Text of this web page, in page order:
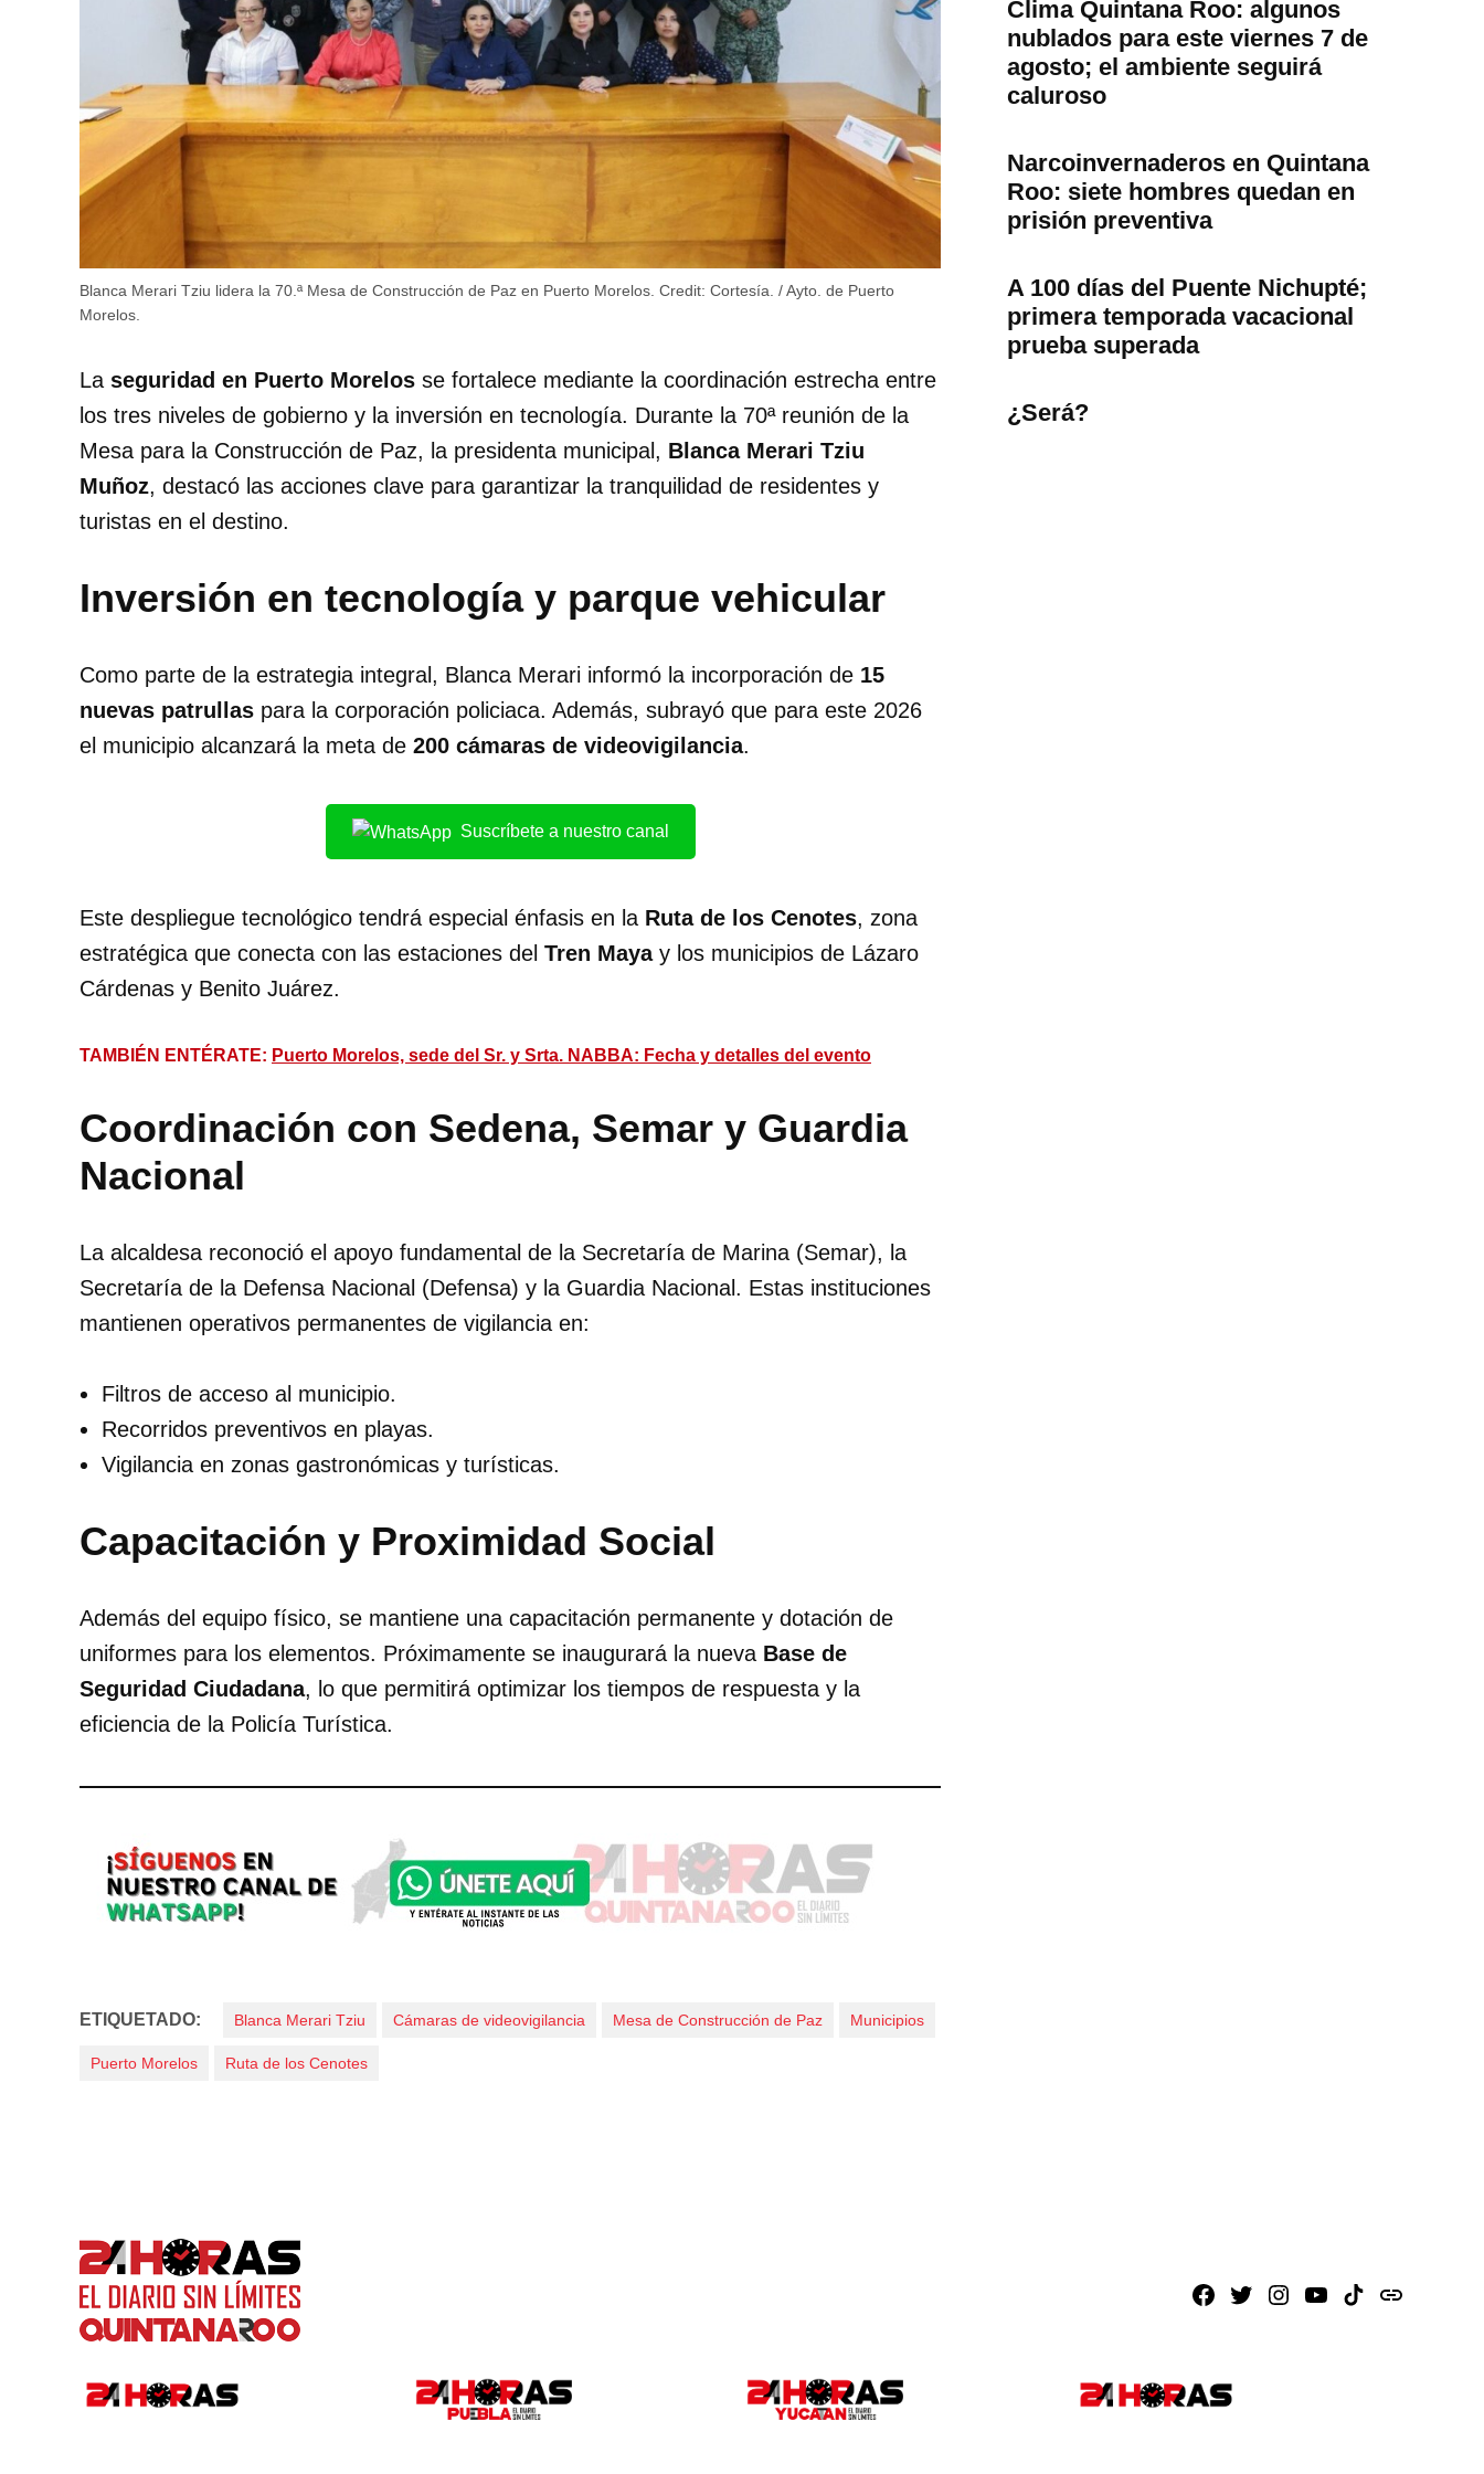
Blanca Merari Tziu lidera la 70.ª Mesa de Construcción de Paz en Puerto Morelos. Credit: Cortesía. / Ayto. de Puerto
Morelos.
La seguridad en Puerto Morelos se fortalece mediante la coordinación estrecha entre
los tres niveles de gobierno y la inversión en tecnología. Durante la 70ª reunión de la
Mesa para la Construcción de Paz, la presidenta municipal, Blanca Merari Tziu
Muñoz, destacó las acciones clave para garantizar la tranquilidad de residentes y
turistas en el destino.
Inversión en tecnología y parque vehicular
Como parte de la estrategia integral, Blanca Merari informó la incorporación de 15
nuevas patrullas para la corporación policiaca. Además, subrayó que para este 2026
el municipio alcanzará la meta de 200 cámaras de videovigilancia.
Suscríbete a nuestro canal
Este despliegue tecnológico tendrá especial énfasis en la Ruta de los Cenotes, zona
estratégica que conecta con las estaciones del Tren Mayay los municipios de Lázaro
Cárdenas y Benito Juárez.
TAMBIÉN ENTÉRATE: Puerto Morelos, sede del Sr. y Srta. NABBA: Fecha y detalles del evento
Coordinación con Sedena, Semar y Guardia
Nacional
La alcaldesa reconoció el apoyo fundamental de la Secretaría de Marina (Semar), la
Secretaría de la Defensa Nacional (Defensa) y la Guardia Nacional. Estas instituciones
mantienen operativos permanentes de vigilancia en:
Filtros de acceso al municipio.
Recorridos preventivos en playas.
Vigilancia en zonas gastronómicas y turísticas.
Capacitación y Proximidad Social
Además del equipo físico, se mantiene una capacitación permanente y dotación de
uniformes para los elementos. Próximamente se inaugurará la nueva Base de
Seguridad Ciudadana, lo que permitirá optimizar los tiempos de respuesta y la
eficiencia de la Policía Turística.
ETIQUETADO: Blanca Merari Tziu Cámaras de videovigilancia Mesa de Construcción de Paz Municipios
Puerto Morelos Ruta de los Cenotes
Clima Quintana Roo: algunos
nublados para este viernes 7 de
agosto; el ambiente seguirá
caluroso
Narcoinvernaderos en Quintana
Roo: siete hombres quedan en
prisión preventiva
A 100 días del Puente Nichupté;
primera temporada vacacional
prueba superada
¿Será?
Facebook
X Instagram
Youtube
TikTok
issuu